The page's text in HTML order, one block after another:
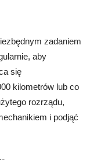
zadaniem
aby
się
kilometrów lub co
rozrządu,
i podjąć